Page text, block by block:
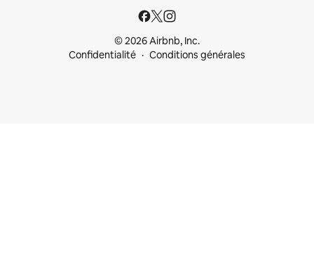
© 2026 Airbnb, Inc.
Confidentialité
Conditions générales